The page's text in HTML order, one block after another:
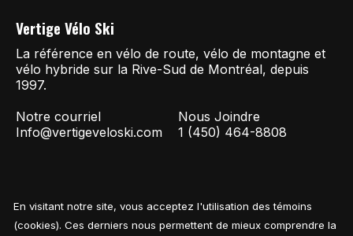
Vertige Vélo Ski
La référence en vélo de route, vélo de montagne et
vélo hybride sur la Rive-Sud de Montréal, depuis
1997.
Notre courriel
Info@vertigeveloski.com
Nous Joindre
1 (450) 464-8808
© Copyright 2026 Vertige Vélo Ski
En visitant notre site, vous acceptez l'utilisation des témoins
(cookies). Ces derniers nous permettent de mieux comprendre la